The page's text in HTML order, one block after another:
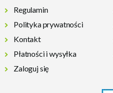
Regulamin
Polityka prywatności
Kontakt
Płatności i wysyłka
Zaloguj się